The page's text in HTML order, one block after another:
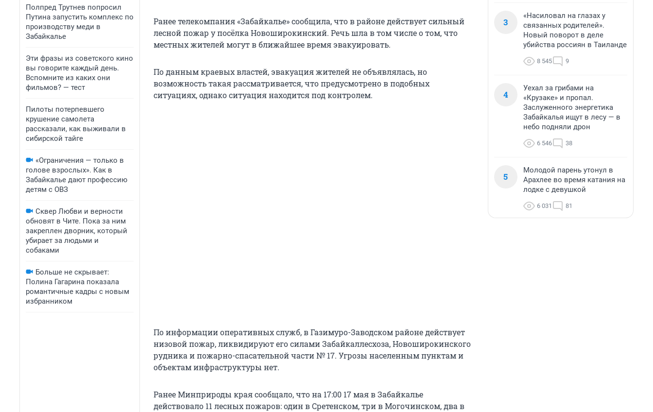
Полпред Трутнев попросил
Путина запустить комплекс по
производству меди в
Забайкалье
Эти фразы из советского кино
вы говорите каждый день.
Вспомните из каких они
фильмов? — тест
Пилоты потерпевшего
крушение самолета
рассказали, как выживали в
сибирской тайге
«Ограничения — только в
голове взрослых». Как в
Забайкалье дают профессию
детям с ОВЗ
Сквер Любви и верности
обновят в Чите. Пока за ним
закреплен дворник, который
убирает за людьми и
собаками
Больше не скрывает:
Полина Гагарина показала
романтичные кадры с новым
избранником
Ранее телекомпания «Забайкалье» сообщила, что в районе действует сильный
лесной пожар у посёлка Новоширокинский. Речь шла в том числе о том, что
местных жителей могут в ближайшее время эвакуировать.
По данным краевых властей, эвакуация жителей не объявлялась, но
возможность такая рассматривается, что предусмотрено в подобных
ситуациях, однако ситуация находится под контролем.
По информации оперативных служб, в Газимуро-Заводском районе действует
низовой пожар, ликвидируют его силами Забайкаллесхоза, Новоширокинского
рудника и пожарно-спасательной части № 17. Угрозы населенным пунктам и
объектам инфраструктуры нет.
Ранее Минприроды края сообщало, что на 17:00 17 мая в Забайкалье
действовало 11 лесных пожаров: один в Сретенском, три в Могочинском, два в
3
«Насиловал на глазах у
связанных родителей».
Новый поворот в деле
убийства россиян в Таиланде
8 545 9
4
Уехал за грибами на
«Крузаке» и пропал.
Заслуженного энергетика
Забайкалья ищут в лесу — в
небо подняли дрон
6 546 38
5
Молодой парень утонул в
Арахлее во время катания на
лодке с девушкой
6 031 81